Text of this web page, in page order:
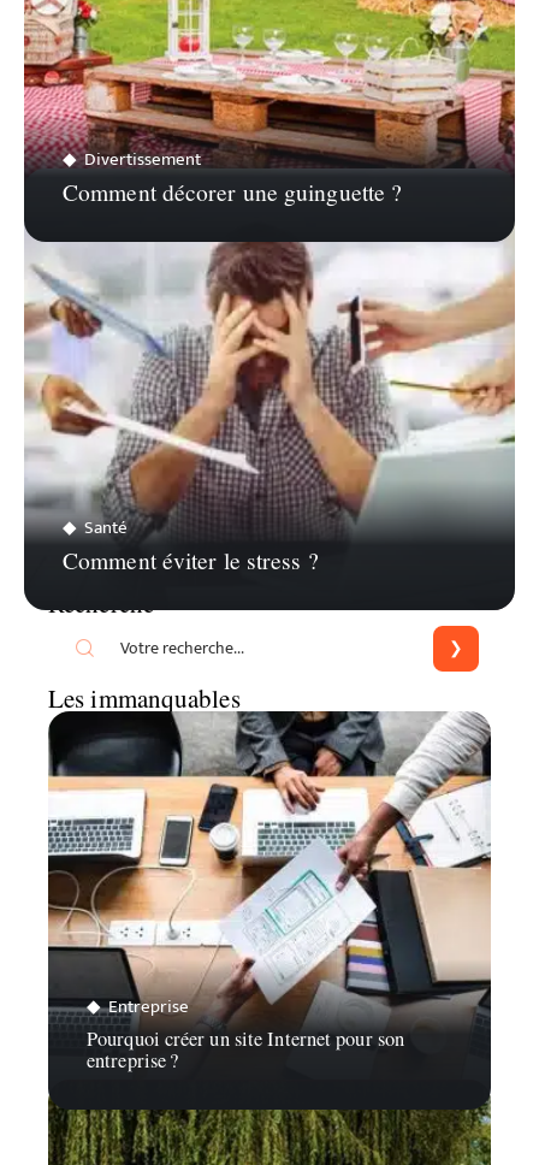
Divertissement
Comment décorer une guinguette ?
Santé
Comment éviter le stress ?
Recherche
Les immanquables
Entreprise
Pourquoi créer un site Internet pour son
entreprise ?